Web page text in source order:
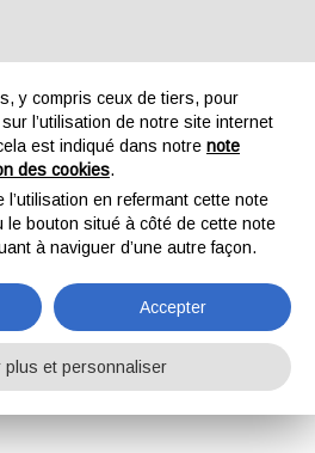
y compris ceux de tiers, pour
l’utilisation de notre site internet
est indiqué dans notre note
des cookies.
en refermant cette note
le bouton situé à côté de cette note
à naviguer d’une autre façon.
Accepter
plus et personnaliser